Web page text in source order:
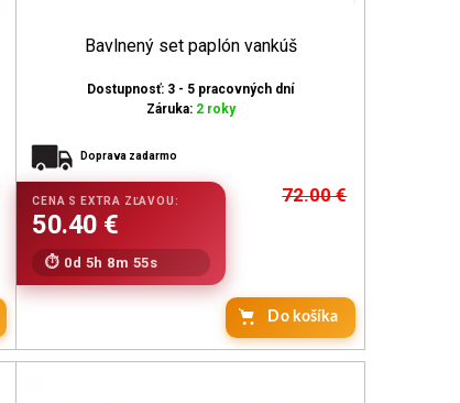
Bavlnený set paplón vankúš
Dostupnosť: 3 - 5 pracovných dní
Záruka: 2 roky
Doprava zadarmo
72.00€
0d 5h 8m 53s
Do košíka